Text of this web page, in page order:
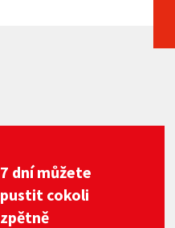
7 dní můžete
pustit cokoli
zpětně